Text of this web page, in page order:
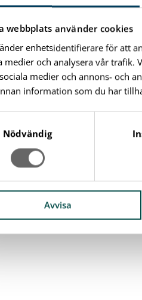
webbplats använder cookies
enhetsidentifierare för att
medier och analysera vår
medier och annons- och
information som du har
Nödvändig
Avvisa